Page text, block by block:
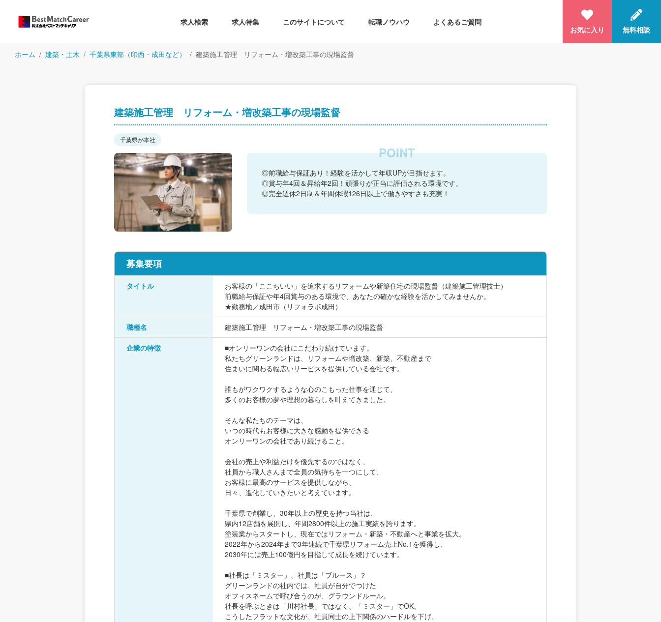
求人検索 求人特集 このサイトについて 転職ノウハウ
よくあるご質問
お気に入り
無料相談
ホーム 建築・土木 千葉県東部（印西・成田など） 建築施工管理 リフォーム・増改築工事の現場監督
建築施工管理 リフォーム・増改築工事の現場監督
千葉県が本社
◎前職給与保証あり！経験を活かして年収UPが目指せます。
◎賞与年4回＆昇給年2回！頑張りが正当に評価される環境です。
◎完全週休2日制＆年間休暇126日以上で働きやすさも充実！
募集要項
タイトル
お客様の「ここちいい」を追求するリフォームや新築住宅の現場監督（建築施工管理技士）
前職給与保証や年4回賞与のある環境で、あなたの確かな経験を活かしてみませんか。
★勤務地／成田市（リフォラボ成田）
職種名 建築施工管理 リフォーム・増改築工事の現場監督
企業の特徴
■オンリーワンの会社にこだわり続けています。
私たちグリーンランドは、リフォームや増改築、新築、不動産まで
住まいに関わる幅広いサービスを提供している会社です。
誰もがワクワクするような心のこもった仕事を通じて、
多くのお客様の夢や理想の暮らしを叶えてきました。
そんな私たちのテーマは、
いつの時代もお客様に大きな感動を提供できる
オンリーワンの会社であり続けること。
会社の売上や利益だけを優先するのではなく、
社員から職人さんまで全員の気持ちを一つにして、
お客様に最高のサービスを提供しながら、
日々、進化していきたいと考えています。
千葉県で創業し、30年以上の歴史を持つ当社は、
県内12店舗を展開し、年間2800件以上の施工実績を誇ります。
塗装業からスタートし、現在ではリフォーム・新築・不動産へと事業を拡大。
2022年から2024年まで3年連続で千葉県リフォーム売上No.1を獲得し、
2030年には売上100億円を目指して成長を続けています。
■社長は「ミスター」、社員は「ブルース」？
グリーンランドの社内では、社員が自分でつけた
オフィスネームで呼び合うのが、グラウンドルール。
社長を呼ぶときは「川村社長」ではなく、「ミスター」でOK。
こうしたフラットな文化が、社員同士の上下関係のハードルを下げ、